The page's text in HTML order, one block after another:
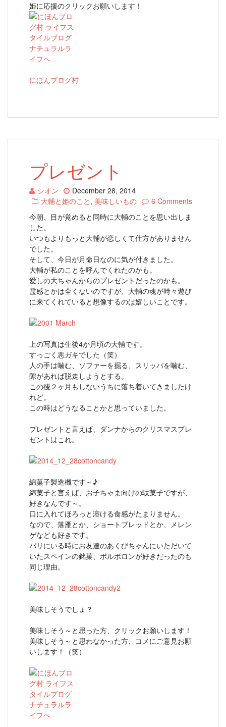
姫に応援のクリックお願いします！
にほんブログ村
プレゼント
シオン
December 28, 2014
大輔と姫のこと , 美味しいもの
6 Comments
今朝、目が覚めると同時に大輔のことを思い出しま
した。
いつもよりもっと大輔が恋しくて仕方がありません
でした。
そして、今日が月命日なのに気が付きました。
大輔が私のことを呼んでくれたのかも。
愛しの大ちゃんからのプレゼントだったのかも。
霊感とかは全くないのですが、大輔の魂が時々遊び
に来てくれていると想像するのは嬉しいことです。
上の写真は生後4か月頃の大輔です。
すっごく悪ガキでした（笑）
人の手は噛む、ソファーを掘る、スリッパを噛む、
隙があれば脱走しようとする。
この後２ヶ月もしないうちに落ち着いてきましたけ
れど。
この時はどうなることかと思っていました。
プレゼントと言えば、ダンナからのクリスマスプレ
ゼントはこれ。
綿菓子製造機です～♪
綿菓子と言えば、お子ちゃま向けの駄菓子ですが、
好きなんです～。
口に入れてほろっと溶ける食感がたまりません。
なので、落雁とか、ショートブレッドとか、メレン
ゲなども好きです。
パリにいる時にお友達のあくびちゃんにいただいて
いたスペインの銘菓、ポルボロンが好きだったのも
同じ理由。
美味しそうでしょ？
美味しそう～と思った方、クリックお願いします！
美味しそう～と思わなかった方、コメにご意見お願
いします！（笑）